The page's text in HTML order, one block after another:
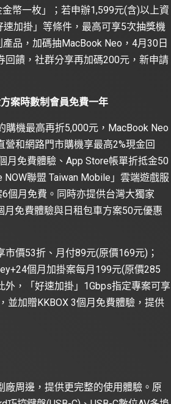
幣一枚」；若申辦1,599元(含)以上資
加掛」等條件，最高可享5次抽獎機
品，加碼抽MacBook Neo，4月30日
回饋，社群分享再加碼200元，新申請
案時數制會員免費一年
機最高再折5,000元，MacBook Neo
和網路門市購機享最高2%現金回
月免費體驗、App Store帳單折抵金50
聯盟 Taiwan Mobile」雲端遊戲服
個月免費。同時亦提供台灣大獨家
免費體驗與日租包車方案50元優惠
價53折、月付89元(原價169元)；
個月加掛案每月199元(原價285
，「好速加掛」1Gbps指定專案可享
並加贈KKBOX 3個月免費體驗，提供
周邊，提供更完整的使用體驗。原